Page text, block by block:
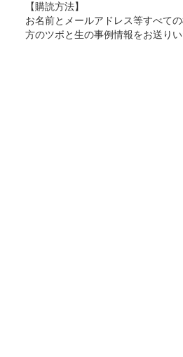
【購読方法】
お名前とメールアドレス等すべて
方のツボと生の事例情報をお送りい